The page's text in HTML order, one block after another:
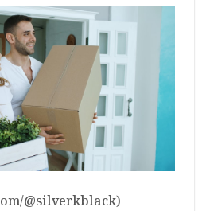
@silverkblack)